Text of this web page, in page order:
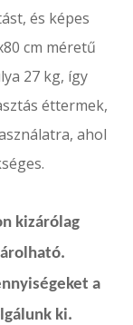
és képes
cm méretű
27 kg, így
éttermek,
ahol
kizárólag
a
ki.